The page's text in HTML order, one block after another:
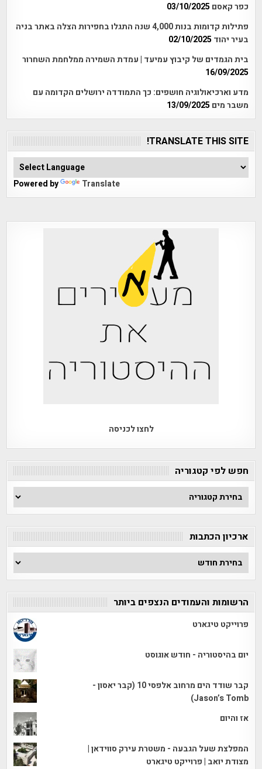
כפר קאסם 03/10/2025
פתילות קדומות בנות 4,000 שנה התגלו בחפירות הצלה באתר בניה
בעיר יהוד 02/10/2025
בית הגמדים של קיבוץ עמיעד | עמדת השמירה ממלחמת השחרור
16/09/2025
מדע וארכיאולוגיה חושפים: כך התמודדה ירושלים הקדומה עם
משבר מים 13/09/2025
TRANSLATE THIS SITE!
Powered by Translate
לחצו לכניסה
חפש לפי קטגוריה
חפש
לפי
ארכיון הכתבות
ארכיון
הכתבות
הרשומות והעמודים הנצפים ביותר
פרוייקט טיגארט
יום בהיסטוריה - חודש אוגוסט
קבר שודד הים מרחוב אלפסי 10 (קבר יאסון -
Jason’s Tomb)
אז והיום
המפלצת שעל הגבעה - משטרת עירק סווידאן |
מצודת יואב | פרוייקט טיגארט